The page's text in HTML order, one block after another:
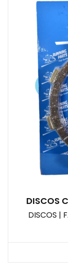
DISCOS
DISCOS |